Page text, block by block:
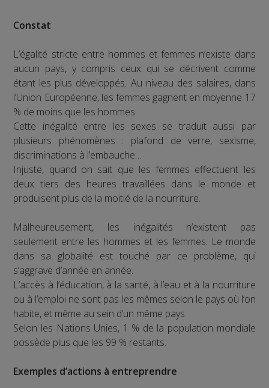
Constat
L’égalité stricte entre hommes et femmes n’existe dans
aucun pays, y compris ceux qui se décrivent comme
étant les plus développés. Au niveau des salaires, dans
l’Union Européenne, les femmes gagnent en moyenne 17
% de moins que les hommes.
Cette inégalité entre les sexes se traduit aussi par
plusieurs phénomènes : plafond de verre, sexisme,
discriminations à l’embauche…
Injuste, quand on sait que les femmes effectuent les
deux tiers des heures travaillées dans le monde et
produisent plus de la moitié de la nourriture.
Malheureusement, les inégalités n’existent pas
seulement entre les hommes et les femmes. Le monde
dans sa globalité est touché par ce problème, qui
s’aggrave d’année en année.
L’accès à l’éducation, à la santé, à l’eau et à la nourriture
ou à l’emploi ne sont pas les mêmes selon le pays où l’on
habite, et même au sein d’un même pays.
Selon les Nations Unies, 1 % de la population mondiale
possède plus que les 99 % restants.
Exemples d’actions à entreprendre